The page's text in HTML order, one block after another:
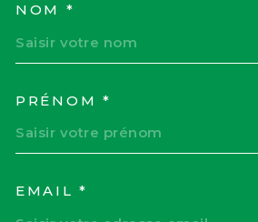
NOM *
PRÉNOM *
EMAIL *